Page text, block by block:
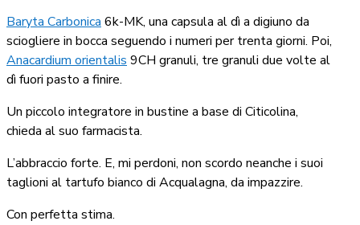
Baryta Carbonica 6k-MK, una capsula al dì a digiuno da
sciogliere in bocca seguendo i numeri per trenta giorni. Poi,
Anacardium orientalis 9CH granuli, tre granuli due volte al
dì fuori pasto a finire.
Un piccolo integratore in bustine a base di Citicolina,
chieda al suo farmacista.
L’abbraccio forte. E, mi perdoni, non scordo neanche i suoi
taglioni al tartufo bianco di Acqualagna, da impazzire.
Con perfetta stima.